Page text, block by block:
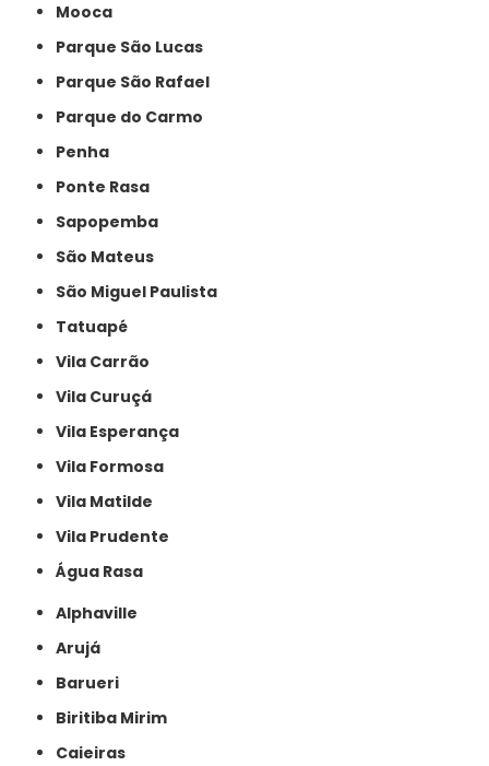
Mooca
Parque São Lucas
Parque São Rafael
Parque do Carmo
Penha
Ponte Rasa
Sapopemba
São Mateus
São Miguel Paulista
Tatuapé
Vila Carrão
Vila Curuçá
Vila Esperança
Vila Formosa
Vila Matilde
Vila Prudente
Água Rasa
Alphaville
Arujá
Barueri
Biritiba Mirim
Caieiras